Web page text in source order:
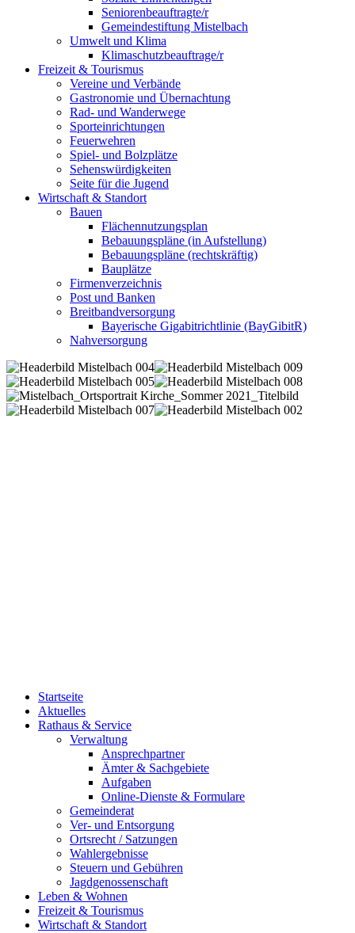
Seniorenbeauftragte/r
Gemeindestiftung Mistelbach
Umwelt und Klima
Klimaschutzbeauftrage/r
Freizeit & Tourismus
Vereine und Verbände
Gastronomie und Übernachtung
Rad- und Wanderwege
Sporteinrichtungen
Feuerwehren
Spiel- und Bolzplätze
Sehenswürdigkeiten
Seite für die Jugend
Wirtschaft & Standort
Bauen
Flächennutzungsplan
Bebauungspläne (in Aufstellung)
Bebauungspläne (rechtskräftig)
Bauplätze
Firmenverzeichnis
Post und Banken
Breitbandversorgung
Bayerische Gigabitrichtlinie (BayGibitR)
Nahversorgung
Startseite
Aktuelles
Rathaus & Service
Verwaltung
Ansprechpartner
Ämter & Sachgebiete
Aufgaben
Online-Dienste & Formulare
Gemeinderat
Ver- und Entsorgung
Ortsrecht / Satzungen
Wahlergebnisse
Steuern und Gebühren
Jagdgenossenschaft
Leben & Wohnen
Freizeit & Tourismus
Wirtschaft & Standort